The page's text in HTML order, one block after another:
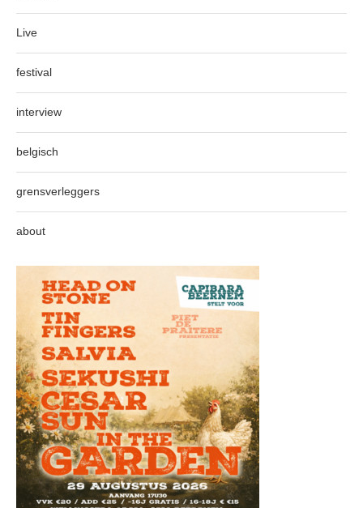
Live
festival
interview
belgisch
grensverleggers
about